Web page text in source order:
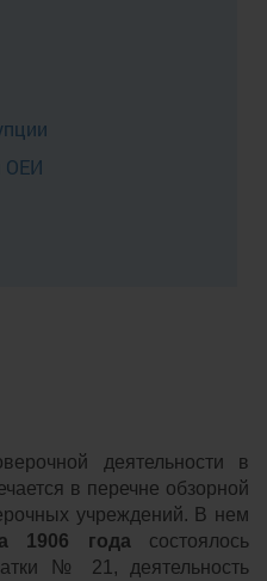
ОЕИ
деятельности в
в перечне обзорной
учреждений. В нем
1906 года состоялось
№ 21, деятельность